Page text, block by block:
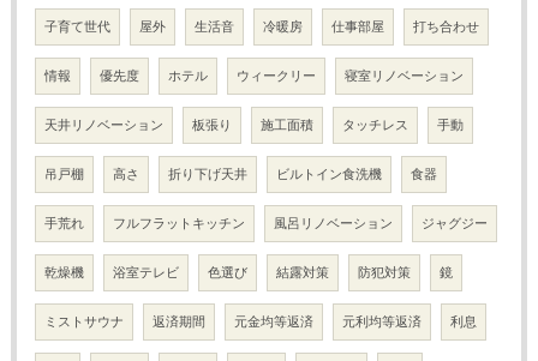
子育て世代 屋外 生活音 冷暖房 仕事部屋 打ち合わせ
情報 優先度 ホテル ウィークリー 寝室リノベーション
天井リノベーション 板張り 施工面積 タッチレス 手動
吊戸棚 高さ 折り下げ天井 ビルトイン食洗機 食器
手荒れ フルフラットキッチン 風呂リノベーション ジャグジー
乾燥機 浴室テレビ 色選び 結露対策 防犯対策 鏡
ミストサウナ 返済期間 元金均等返済 元利均等返済 利息